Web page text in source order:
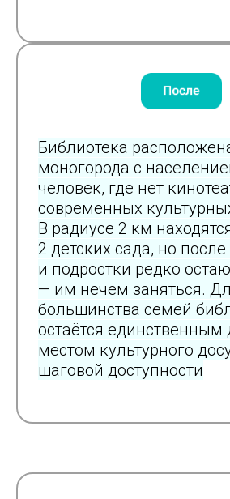
Библиотека
моногорода с
человек, где нет
современных
В радиусе 2 км
2 детских сада, но
и подростки редко
— им нечем заняться.
большинства семей
остаётся единственным
местом культурного
шаговой доступности